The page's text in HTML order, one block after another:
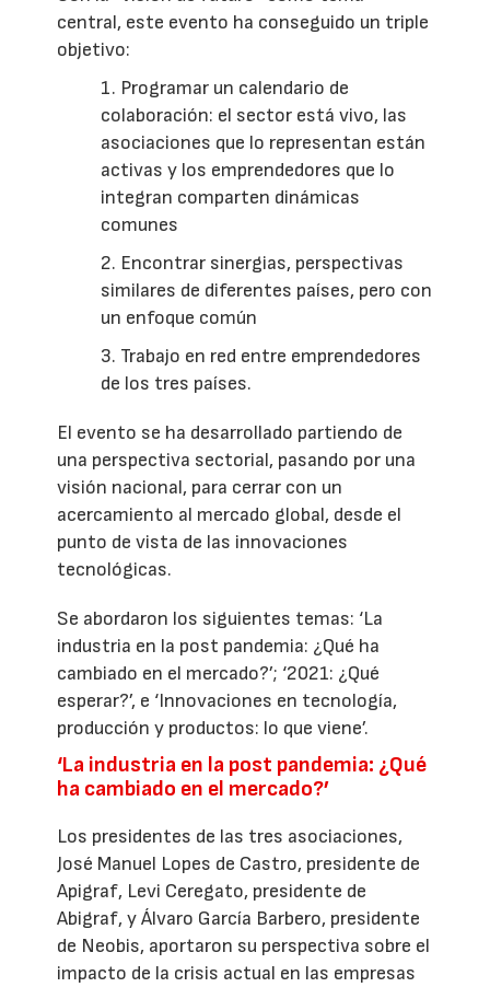
central, este evento ha conseguido un triple
objetivo:
1. Programar un calendario de
colaboración: el sector está vivo, las
asociaciones que lo representan están
activas y los emprendedores que lo
integran comparten dinámicas
comunes
2. Encontrar sinergias, perspectivas
similares de diferentes países, pero con
un enfoque común
3. Trabajo en red entre emprendedores
de los tres países.
El evento se ha desarrollado partiendo de
una perspectiva sectorial, pasando por una
visión nacional, para cerrar con un
acercamiento al mercado global, desde el
punto de vista de las innovaciones
tecnológicas.
Se abordaron los siguientes temas: ‘La
industria en la post pandemia: ¿Qué ha
cambiado en el mercado?’; ‘2021: ¿Qué
esperar?’, e ‘Innovaciones en tecnología,
producción y productos: lo que viene’.
‘La industria en la post pandemia: ¿Qué
ha cambiado en el mercado?’
Los presidentes de las tres asociaciones,
José Manuel Lopes de Castro, presidente de
Apigraf, Levi Ceregato, presidente de
Abigraf, y Álvaro García Barbero, presidente
de Neobis, aportaron su perspectiva sobre el
impacto de la crisis actual en las empresas